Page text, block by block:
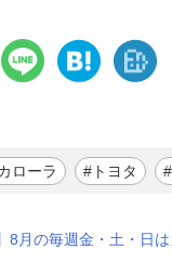
ローラ #トヨタ
8月の毎週金・土・日